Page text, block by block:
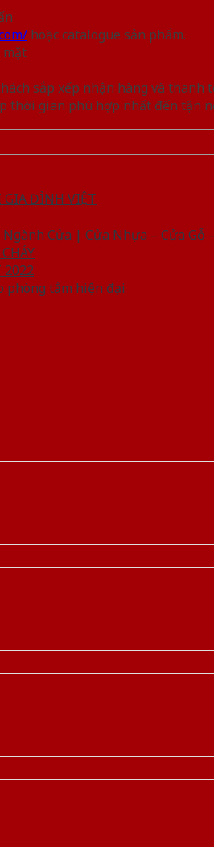
hoặc catalogue sản phẩm.
mặt
sắp xếp nhận hàng và thanh
thời gian phù hợp nhất đến tận
GIA ĐÌNH VIỆT
Cửa | Cửa Nhựa – Cửa Gỗ
2022
phòng tắm hiện đại